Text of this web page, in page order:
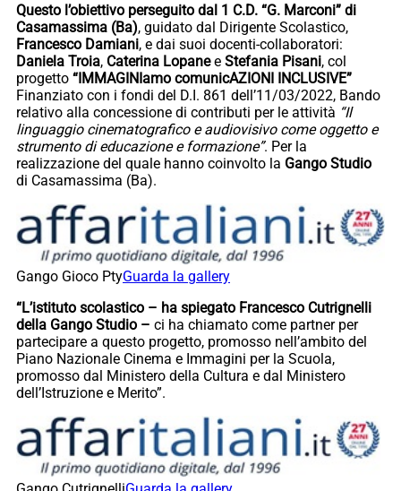
Questo l’obiettivo perseguito dal 1 C.D. “G. Marconi” di
Casamassima (Ba), guidato dal Dirigente Scolastico,
Francesco Damiani, e dai suoi docenti-collaboratori:
Daniela Troia, Caterina Lopanee Stefania Pisani, col
progetto “IMMAGINIamo comunicAZIONI INCLUSIVE”
Finanziato con i fondi del D.I. 861 dell’11/03/2022, Bando
relativo alla concessione di contributi per le attività “Il
linguaggio cinematografico e audiovisivo come oggetto e
strumento di educazione e formazione”. Per la
realizzazione del quale hanno coinvolto la Gango Studio
di Casamassima (Ba).
Gango Gioco PtyGuarda la gallery
“L’istituto scolastico – ha spiegato Francesco Cutrignelli
della Gango Studio – ci ha chiamato come partner per
partecipare a questo progetto, promosso nell’ambito del
Piano Nazionale Cinema e Immagini per la Scuola,
promosso dal Ministero della Cultura e dal Ministero
dell’Istruzione e Merito”.